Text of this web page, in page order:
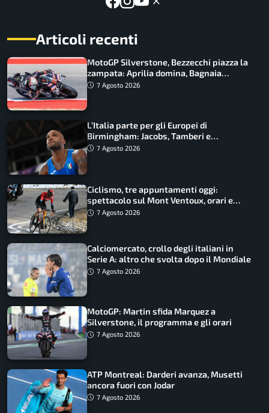
Articoli recenti
MotoGP Silverstone, Bezzecchi piazza la
zampata: Aprilia domina, Bagnaia
costretto al Q1
7 Agosto 2026
L’Italia parte per gli Europei di
Birmingham: Jacobs, Tamberi e
Battocletti guidano una spedizione
7 Agosto 2026
Ciclismo, tre appuntamenti oggi:
spettacolo sul Mont Ventoux, orari e
come vederli
7 Agosto 2026
Calciomercato, crollo degli italiani in
Serie A: altro che svolta dopo il Mondiale
7 Agosto 2026
MotoGP: Martin sfida Marquez a
Silverstone, il programma e gli orari
7 Agosto 2026
ATP Montreal: Darderi avanza, Musetti
ancora fuori con Jodar
7 Agosto 2026